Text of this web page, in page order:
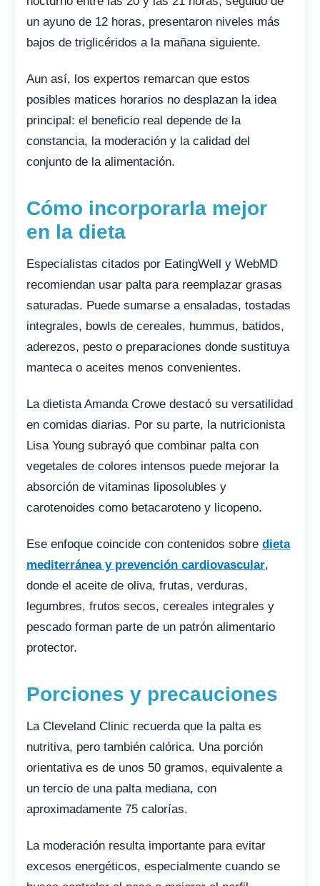
un ayuno de 12 horas, presentaron niveles más
bajos de triglicéridos a la mañana siguiente.
Aun así, los expertos remarcan que estos
posibles matices horarios no desplazan la idea
principal: el beneficio real depende de la
constancia, la moderación y la calidad del
conjunto de la alimentación.
Cómo incorporarla mejor
en la dieta
Especialistas citados por EatingWell y WebMD
recomiendan usar palta para reemplazar grasas
saturadas. Puede sumarse a ensaladas, tostadas
integrales, bowls de cereales, hummus, batidos,
aderezos, pesto o preparaciones donde sustituya
manteca o aceites menos convenientes.
La dietista Amanda Crowe destacó su versatilidad
en comidas diarias. Por su parte, la nutricionista
Lisa Young subrayó que combinar palta con
vegetales de colores intensos puede mejorar la
absorción de vitaminas liposolubles y
carotenoides como betacaroteno y licopeno.
Ese enfoque coincide con contenidos sobre dieta
mediterránea y prevención cardiovascular,
donde el aceite de oliva, frutas, verduras,
legumbres, frutos secos, cereales integrales y
pescado forman parte de un patrón alimentario
protector.
Porciones y precauciones
La Cleveland Clinic recuerda que la palta es
nutritiva, pero también calórica. Una porción
orientativa es de unos 50 gramos, equivalente a
un tercio de una palta mediana, con
aproximadamente 75 calorías.
La moderación resulta importante para evitar
excesos energéticos, especialmente cuando se